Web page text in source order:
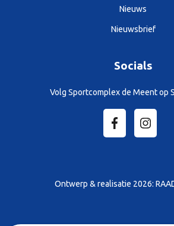
Nieuws
Nieuwsbrief
Socials
Volg Sportcomplex de Meent op
Ontwerp & realisatie 2026: